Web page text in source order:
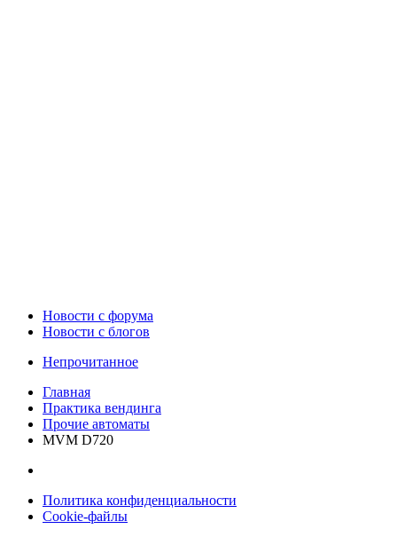
Новости c форума
Новости с блогов
Непрочитанное
Главная
Практика вендинга
Прочие автоматы
MVM D720
Политика конфиденциальности
Cookie-файлы